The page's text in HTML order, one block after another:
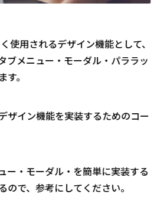
使用されるデザイン機能として、
ブメニュー・モーダル・パララッ
。
ザイン機能を実装するためのコー
ー・モーダル・を簡単に実装する
ので、参考にしてください。